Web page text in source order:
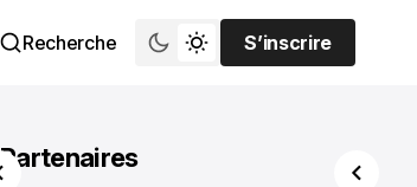
Recherche
S’inscrire
S’inscrire
Partenaires